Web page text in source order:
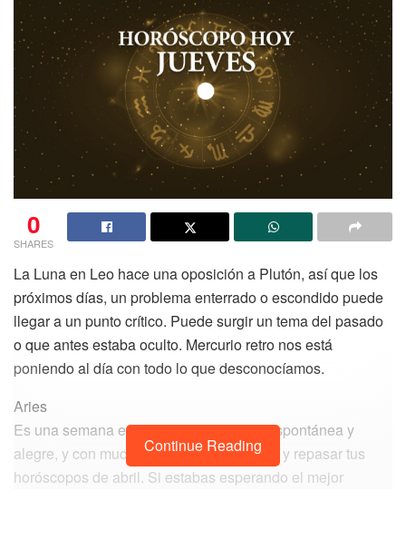
0
SHARES
La Luna en Leo hace una oposición a Plutón, así que los
próximos días, un problema enterrado o escondido puede
llegar a un punto crítico. Puede surgir un tema del pasado
o que antes estaba oculto. Mercurio retro nos está
poniendo al día con todo lo que desconocíamos.
Aries
Es una semana en la que te descubres espontánea y
alegre, y con muchas ganas de socializar y repasar tus
horóscopos de abril. Si estabas esperando el mejor
Continue Reading